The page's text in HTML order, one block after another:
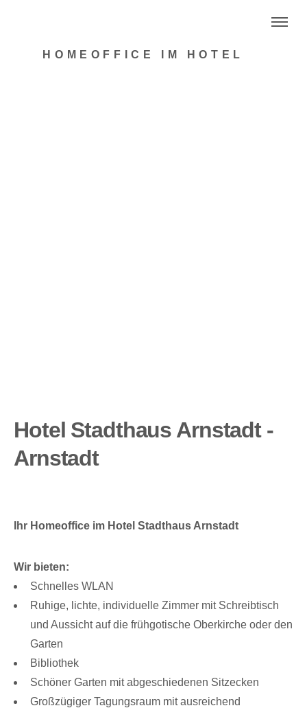
HOMEOFFICE IM HOTEL
Hotel Stadthaus Arnstadt -
Arnstadt
Ihr Homeoffice im Hotel Stadthaus Arnstadt
Wir bieten:
Schnelles WLAN
Ruhige, lichte, individuelle Zimmer mit Schreibtisch
und Aussicht auf die frühgotische Oberkirche oder den
Garten
Bibliothek
Schöner Garten mit abgeschiedenen Sitzecken
Großzügiger Tagungsraum mit ausreichend